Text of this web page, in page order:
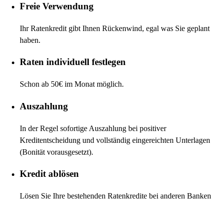
Freie Verwendung
Ihr Ratenkredit gibt Ihnen Rückenwind, egal was Sie geplant
haben.
Raten individuell festlegen
Schon ab 50€ im Monat möglich.
Auszahlung
In der Regel sofortige Auszahlung bei positiver
Kreditentscheidung und vollständig eingereichten Unterlagen
(Bonität vorausgesetzt).
Kredit ablösen
Lösen Sie Ihre bestehenden Ratenkredite bei anderen Banken